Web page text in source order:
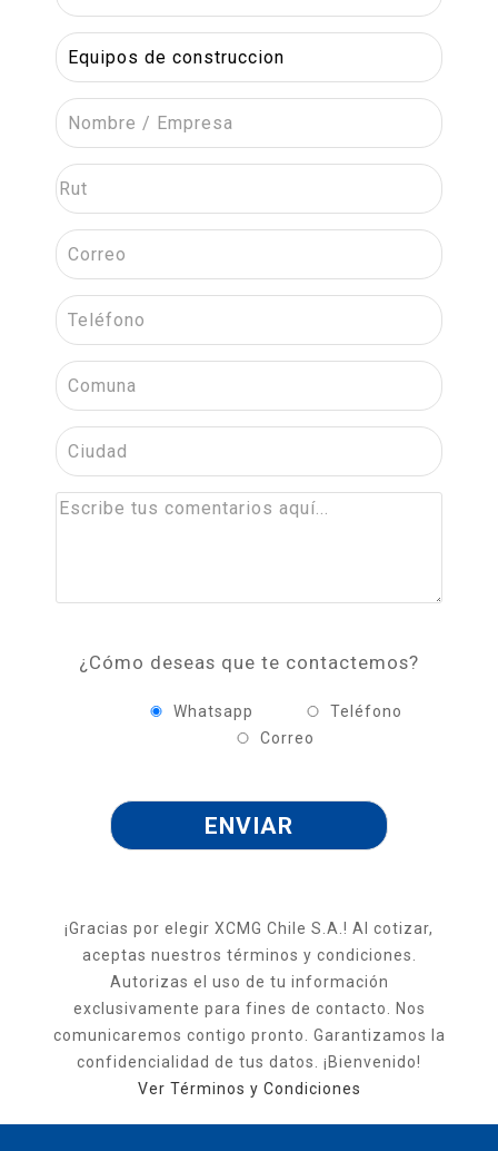
¿Cómo deseas que te contactemos?
Whatsapp
Teléfono
Correo
¡Gracias por elegir XCMG Chile S.A.! Al cotizar,
aceptas nuestros términos y condiciones.
Autorizas el uso de tu información
exclusivamente para fines de contacto. Nos
comunicaremos contigo pronto. Garantizamos la
confidencialidad de tus datos. ¡Bienvenido!
Ver Términos y Condiciones